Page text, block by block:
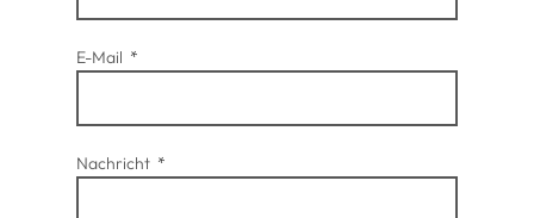
E-Mail
Nachricht